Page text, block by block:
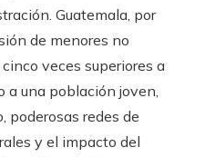
Guatemala, por
de menores no
veces superiores a
a una población joven,
poderosas redes de
y el impacto del